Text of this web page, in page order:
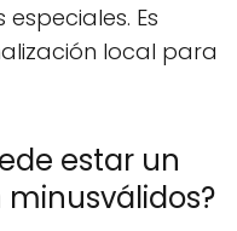
Es
local para
estar un